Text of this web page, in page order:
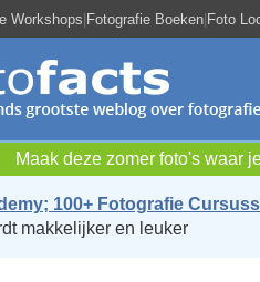
Workshops|Fotografie Boeken|Foto
Maak deze zomer foto's waar
100+ Fotografie
makkelijker en leuker